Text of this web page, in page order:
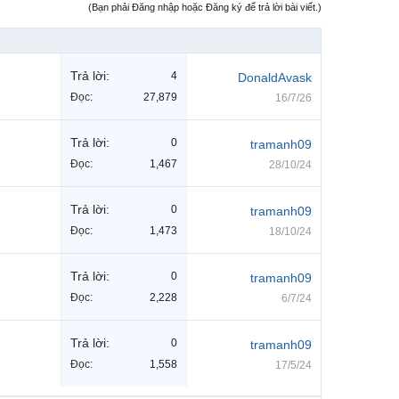
(Bạn phải Đăng nhập hoặc Đăng ký để trả lời bài viết.)
Trả lời:
4
Đọc:
27,879
DonaldAvask
16/7/26
Trả lời:
0
Đọc:
1,467
tramanh09
28/10/24
Trả lời:
0
Đọc:
1,473
tramanh09
18/10/24
Trả lời:
0
Đọc:
2,228
tramanh09
6/7/24
Trả lời:
0
Đọc:
1,558
tramanh09
17/5/24